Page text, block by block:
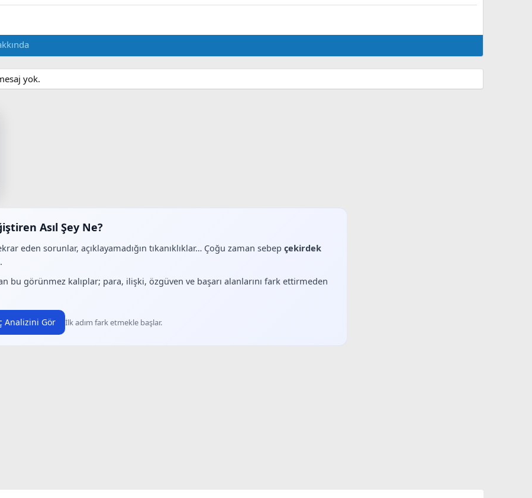
yok.
Asıl Şey Ne?
eden sorunlar, açıklayamadığın tıkanıklıklar… Çoğu zaman sebep çekirdek
.
bu görünmez kalıplar; para, ilişki, özgüven ve başarı alanlarını fark ettirmeden
Analizini Gör İlk adım fark etmekle başlar.